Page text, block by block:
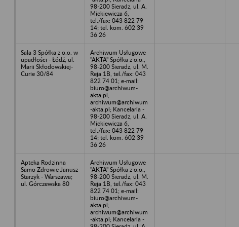
98-200 Sieradz, ul. A.
Mickiewicza 6,
tel./fax: 043 822 79
14; tel. kom. 602 39
36 26
Sala 3 Spółka z o.o. w
upadłości - Łódź, ul.
Marii Skłodowskiej-
Curie 30/84
Archiwum Usługowe
"AKTA" Spółka z o.o.,
98-200 Sieradz, ul. M.
Reja 1B, tel./fax: 043
822 74 01; e-mail:
biuro@archiwum-
akta.pl;
archiwum@archiwum
-akta.pl; Kancelaria -
98-200 Sieradz, ul. A.
Mickiewicza 6,
tel./fax: 043 822 79
14; tel. kom. 602 39
36 26
Apteka Rodzinna
Samo Zdrowie Janusz
Starzyk - Warszawa;
ul. Górczewska 80
Archiwum Usługowe
"AKTA" Spółka z o.o.,
98-200 Sieradz, ul. M.
Reja 1B, tel./fax: 043
822 74 01; e-mail:
biuro@archiwum-
akta.pl;
archiwum@archiwum
-akta.pl; Kancelaria -